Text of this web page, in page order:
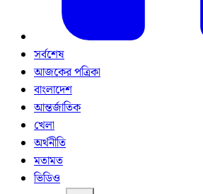
সর্বশেষ
আজকের পত্রিকা
বাংলাদেশ
আন্তর্জাতিক
খেলা
অর্থনীতি
মতামত
ভিডিও